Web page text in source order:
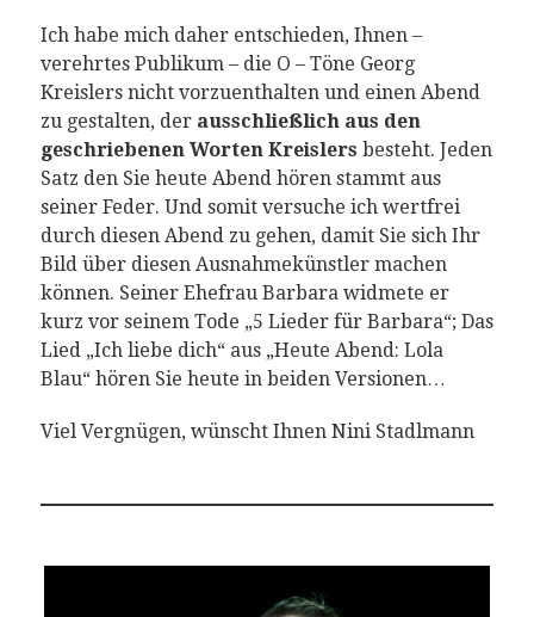
Ich habe mich daher entschieden, Ihnen –
verehrtes Publikum – die O – Töne Georg
Kreislers nicht vorzuenthalten und einen Abend
zu gestalten, der ausschließlich aus den
geschriebenen Worten Kreislers besteht. Jeden
Satz den Sie heute Abend hören stammt aus
seiner Feder. Und somit versuche ich wertfrei
durch diesen Abend zu gehen, damit Sie sich Ihr
Bild über diesen Ausnahmekünstler machen
können. Seiner Ehefrau Barbara widmete er
kurz vor seinem Tode „5 Lieder für Barbara“; Das
Lied „Ich liebe dich“ aus „Heute Abend: Lola
Blau“ hören Sie heute in beiden Versionen…
Viel Vergnügen, wünscht Ihnen Nini Stadlmann